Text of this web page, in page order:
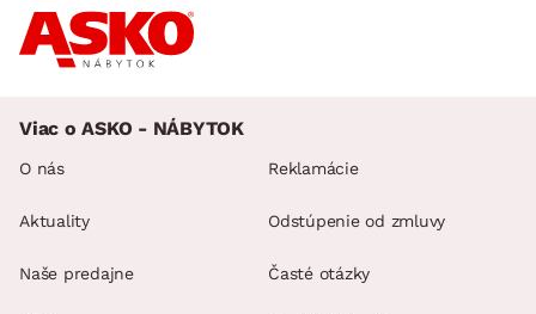
ROZMERY
Viac o ASKO - NÁBYTOK
O nás
Aktuality
Naše predajne
Reklamácie
Odstúpenie od zmluvy
Časté otázky